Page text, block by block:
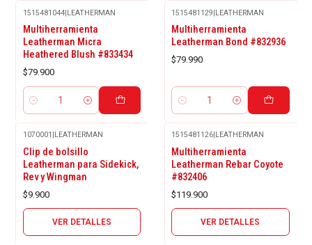
1515481044|LEATHERMAN
Multiherramienta
Leatherman Micra
Heathered Blush #833434
$79.900
Cantidad
1515481129|LEATHERMAN
Multiherramienta
Leatherman Bond #832936
$79.990
Cantidad
1070001 LEATHERMAN
Clip de bolsillo
Leatherman para Sidekick,
Rev y Wingman
$9.900
VER DETALLES
1515481126 LEATHERMAN
Multiherramienta
Leatherman Rebar Coyote
#832406
$119.900
VER DETALLES